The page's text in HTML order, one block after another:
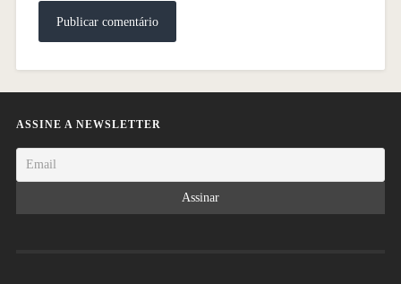
ASSINE A NEWSLETTER